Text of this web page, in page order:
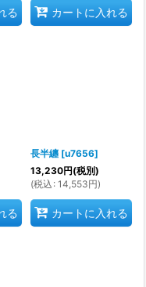
る カートに入れる
る
長半纏 [u7656]
13,230円(税別)
(税込 : 14,553円)
カートに入れる